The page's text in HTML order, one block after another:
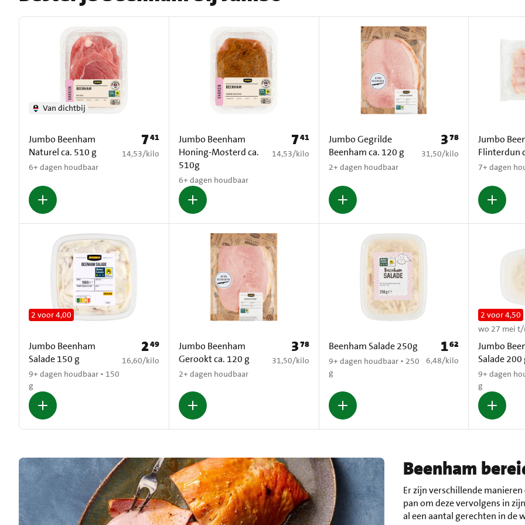
Jumbo Beenham
Naturel ca. 510 g
6+ dagen houdbaar
Van dichtbij
Prijs: € 7,41
741
€ 14,53 per kilo
14,53/kilo
Jumbo Beenham
Honing-Mosterd ca.
510g
6+ dagen houdbaar
Prijs: € 7,41
741
€ 14,53 per kilo
14,53/kilo
Jumbo Gegrilde
Beenham ca. 120 g
2+ dagen houdbaar
Prijs: € 3,78
378
€ 31,50 per kilo
31,50/kilo
Jumbo
Flinterdun
7+ dagen
Jumbo Beenham
Salade 150 g
9+ dagen houdbaar • 150
g
2 voor 4,00
Prijs: € 2,49
249
€ 16,60 per kilo
16,60/kilo
Jumbo Beenham
Gerookt ca. 120 g
2+ dagen houdbaar
Prijs: € 3,78
378
€ 31,50 per kilo
31,50/kilo
Beenham Salade 250g
9+ dagen houdbaar • 250
g
Prijs: € 1,62
162
€ 6,48 per kilo
6,48/kilo
Jumbo
Salade 200
9+ dagen
g
2 voor 4,50
wo 27 mei t/
Beenham
Er zijn verschillende
pan om deze vervolgens in
al een aantal gerechten in de